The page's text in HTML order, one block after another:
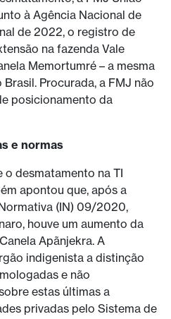
à Agência Nacional de
de 2022, o registro de
na fazenda Vale
Memortumré – a mesma
Procurada, a FMJ não
posicionamento da
e normas
desmatamento na TI
apontou que, após a
(IN) 09/2020,
houve um aumento da
Apãnjekra. A
indigenista a distinção
e não
estas últimas a
privadas pelo Sistema de